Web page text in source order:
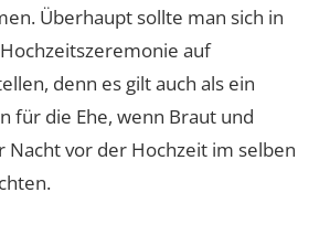
Überhaupt sollte man sich in
auf
denn es gilt auch als ein
für die Ehe, wenn Braut und
Nacht vor der Hochzeit im selben